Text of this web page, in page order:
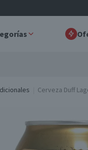
Cerveza Duff